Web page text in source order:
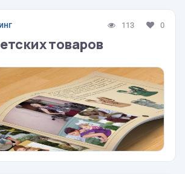
113 0
товаров